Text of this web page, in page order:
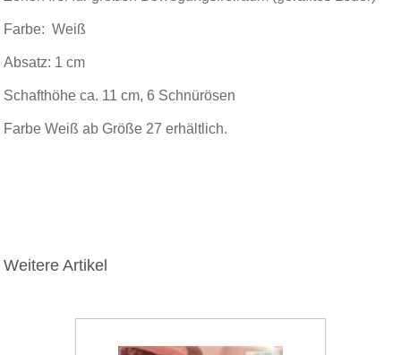
Farbe: Weiß
Absatz: 1 cm
Schafthöhe ca. 11 cm, 6 Schnürösen
Farbe Weiß ab Größe 27 erhältlich.
Weitere Artikel